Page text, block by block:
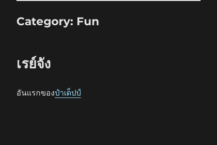
Category: Fun
เรย์จัง
อันแรกของป๋าเด็ปป์